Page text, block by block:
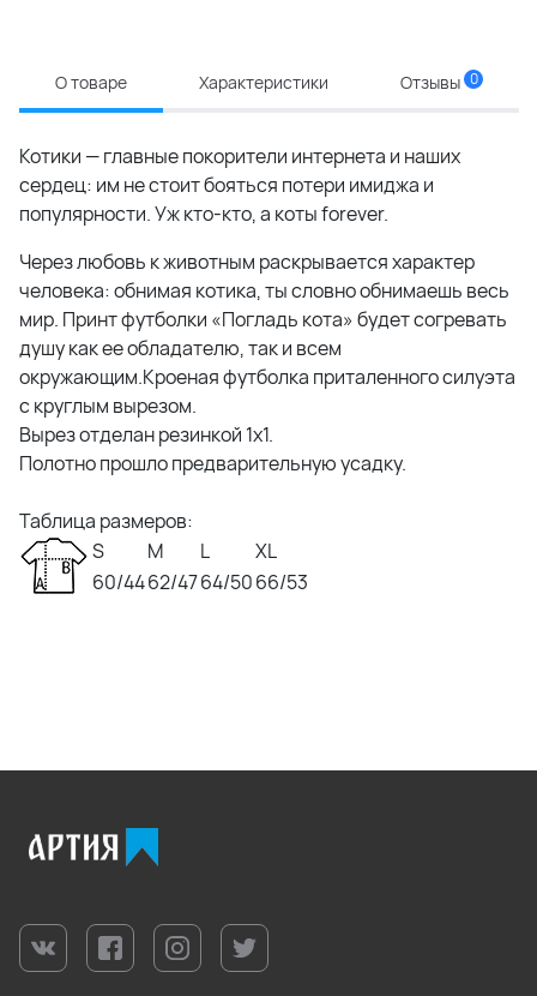
О товаре Характеристики Отзывы 0
Котики — главные покорители интернета и наших
сердец: им не стоит бояться потери имиджа и
популярности. Уж кто-кто, а коты forever.
Через любовь к животным раскрывается характер
человека: обнимая котика, ты словно обнимаешь весь
мир. Принт футболки «Погладь кота» будет согревать
душу как ее обладателю, так и всем
окружающим.Кроеная футболка приталенного силуэта
с круглым вырезом.
Вырез отделан резинкой 1х1.
Полотно прошло предварительную усадку.
Таблица размеров:
S
M L
XL
60/4462/4764/5066/53